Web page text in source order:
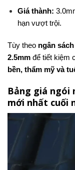
Giá thành:
hạn vượt trội.
Tùy theo ngân
2.5mm để tiết kiệm
bền, thẩm mỹ và
Bảng giá ngói
mới nhất cuối